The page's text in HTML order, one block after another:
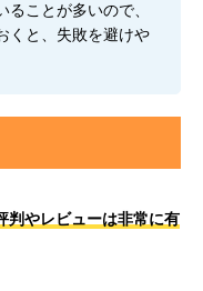
ことが多いので、
くと、失敗を避けや
判やレビューは非常に有